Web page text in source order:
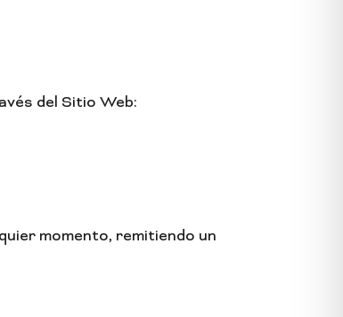
del Sitio Web:
momento, remitiendo un